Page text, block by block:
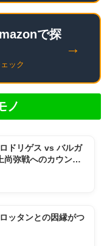
で探
ック
→
ノ
ドリゲス vs バルガ
尚弥戦へのカウント
ッタンとの因縁がつ